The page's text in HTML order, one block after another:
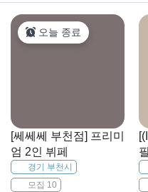
오늘 종료
[쎄쎄쎄 부천점] 프리미
엄 2인 뷔페
경기 부천시
모집 10
권